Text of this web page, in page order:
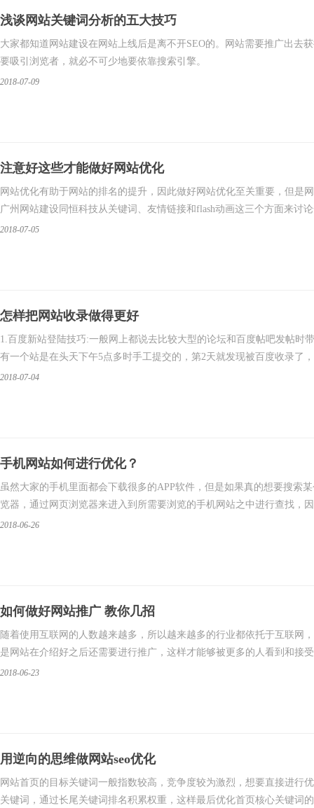
浅谈网站关键词分析的五大技巧
大家都知道网站建设在网站上线后是离不开SEO的。网站需要推广出去
要吸引浏览者，就必不可少地要依靠搜索引擎。
2018-07-09
注意好这些才能做好网站优化
网站优化有助于网站的排名的提升，因此做好网站优化至关重要，但是
广州网站建设同恒科技从关键词、友情链接和flash动画这三个方面来讨
2018-07-05
怎样把网站收录做得更好
1.百度新站登陆技巧:一般网上都说去比较大型的论坛和百度帖吧发帖时
有一个站是在头天下午5点多时手工提交的，第2天就发现被百度收录了
2018-07-04
手机网站如何进行优化？
虽然大家的手机里面都会下载很多的APP软件，但是如果真的想要搜索
览器，通过网页浏览器来进入到所需要浏览的手机网站之中进行查找，
2018-06-26
如何做好网站推广 教你几招
随着使用互联网的人数越来越多，所以越来越多的行业都依托于互联网
是网站在介绍好之后还需要进行推广，这样才能够被更多的人看到和接受
2018-06-23
用逆向的思维做网站seo优化
网站首页的目标关键词一般指数较高，竞争度较为激烈，想要直接进行
关键词，通过长尾关键词排名积累权重，这样最后优化首页核心关键词